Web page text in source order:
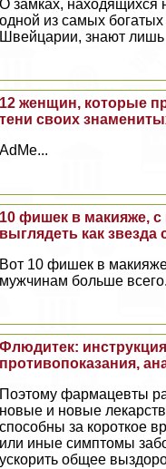
О замках, находящихся
одной из самых
Швейцарии, знают лишь
12 женщин, которые
тени своих
AdMe...
10 фишек в макияже,
выглядеть как звезда
Вот 10 фишек в
мужчинам больше
Флюдитек:
противопоказания,
Поэтому фармацевты
новые и новые
способны за короткое
или иные симптомы
ускорить общее